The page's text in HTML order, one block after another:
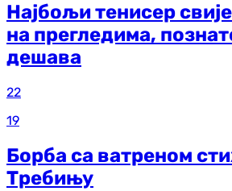
Најбољи тенисер
на прегледима,
дешава
22
19
Борба са ватреном
Требињу